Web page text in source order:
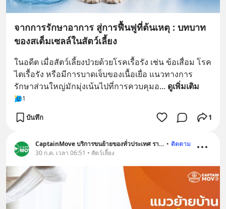
จากการรักษาอาการ สู่การฟื้นฟูที่ต้นเหตุ : บทบาท
ของสเต็มเซลล์ในสัตว์เลี้ยง
ในอดีต เมื่อสัตว์เลี้ยงป่วยด้วยโรคเรื้อรัง เช่น ข้อเสื่อม โรค
ไตเรื้อรัง หรือมีการบาดเจ็บของเนื้อเยื่อ แนวทางการ
รักษาส่วนใหญ่มักมุ่งเน้นไปที่การควบคุมอ... ดูเพิ่มเติม
1
บันทึก 1
CaptainMove บริการขนย้ายของทั่วประเทศ ราคาถูก • ติดตาม
30 ก.ค. เวลา 06:51 • สัตว์เลี้ยง